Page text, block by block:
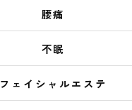
腰痛
不眠
フェイシャルエステ